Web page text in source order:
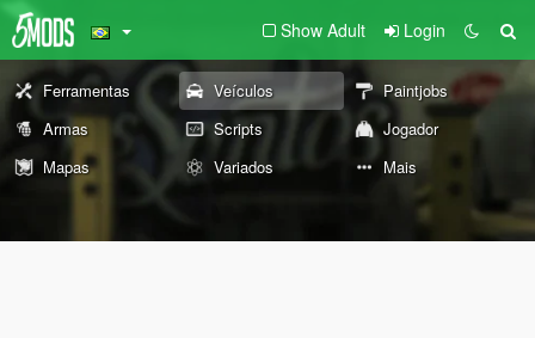
Show Adult Login
Ferramentas Veículos
Paintjobs
Armas
Scripts
Jogador
Mapas
Variados Mais